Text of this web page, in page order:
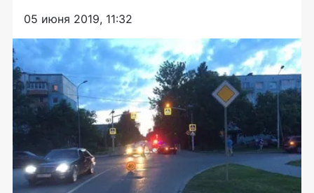
05 июня 2019, 11:32